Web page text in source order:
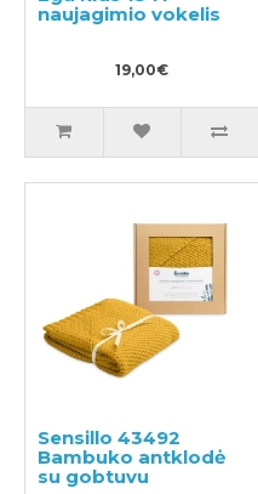
naujagimio vokelis
19,00€
Sensillo 43492
Bambuko antklodė
su gobtuvu